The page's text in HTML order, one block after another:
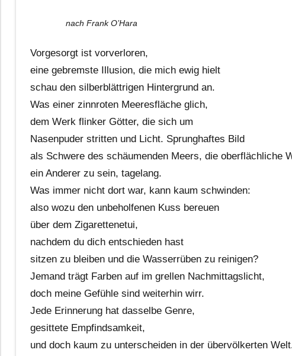
nach Frank O’Hara
Vorgesorgt ist vorverloren,
eine gebremste Illusion, die mich ewig hielt
schau den silberblättrigen Hintergrund an.
Was einer zinnroten Meeresfläche glich,
dem Werk flinker Götter, die sich um
Nasenpuder stritten und Licht. Sprunghaftes Bild
als Schwere des schäumenden Meers, die oberflächliche
ein Anderer zu sein, tagelang.
Was immer nicht dort war, kann kaum schwinden:
also wozu den unbeholfenen Kuss bereuen
über dem Zigarettenetui,
nachdem du dich entschieden hast
sitzen zu bleiben und die Wasserrüben zu reinigen?
Jemand trägt Farben auf im grellen Nachmittagslicht,
doch meine Gefühle sind weiterhin wirr.
Jede Erinnerung hat dasselbe Genre,
gesittete Empfindsamkeit,
und doch kaum zu unterscheiden in der übervölkerten